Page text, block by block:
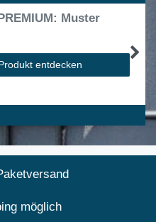
Muster
entdecken
möglich